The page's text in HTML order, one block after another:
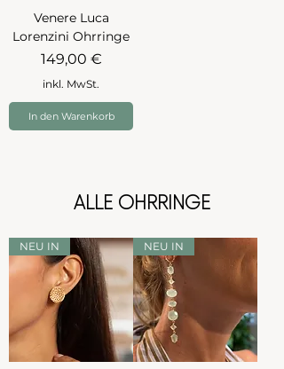
Venere Luca
Lorenzini Ohrringe
Preis
149,00 €
inkl. MwSt.
In den Warenkorb
ALLE OHRRINGE
NEU IN NEU IN